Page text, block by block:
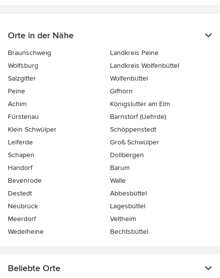
Orte in der Nähe
Braunschweig
Landkreis Peine
Wolfsburg
Landkreis Wolfenbüttel
Salzgitter
Wolfenbüttel
Peine
Gifhorn
Achim
Königslutter am Elm
Fürstenau
Barnstorf (Uehrde)
Klein Schwülper
Schöppenstedt
Leiferde
Groß Schwülper
Schapen
Dollbergen
Handorf
Barum
Bevenrode
Walle
Destedt
Abbesbüttel
Neubrück
Lagesbüttel
Meerdorf
Veltheim
Wedelheine
Bechtsbüttel
Beliebte Orte